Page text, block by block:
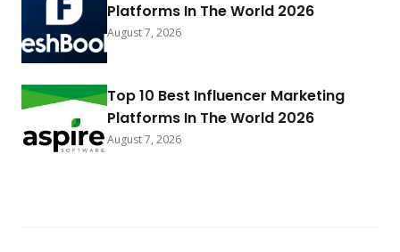
Platforms In The World 2026
August 7, 2026
Top 10 Best Influencer Marketing
Platforms In The World 2026
August 7, 2026